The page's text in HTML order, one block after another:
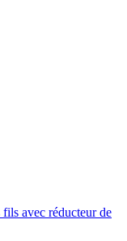
avec réducteur de